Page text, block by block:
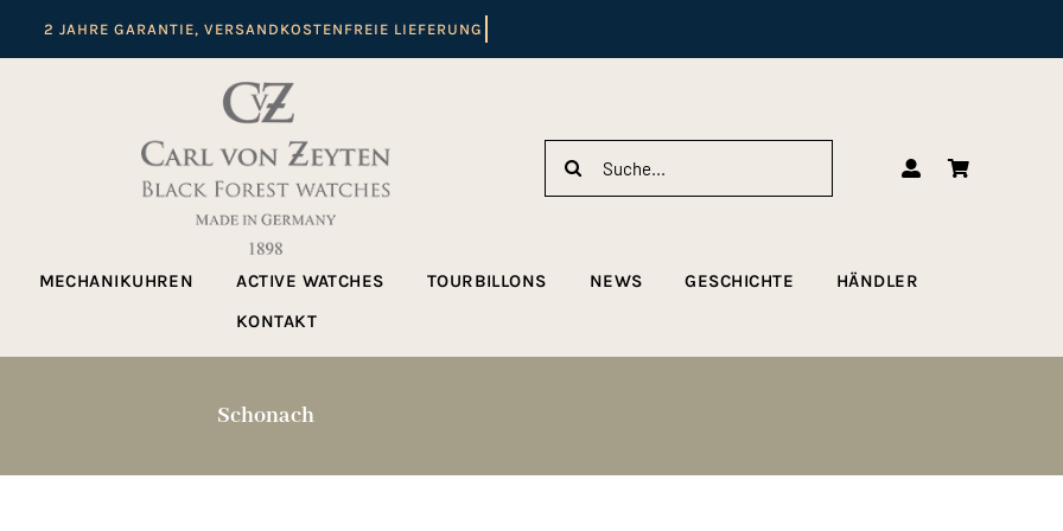
MECHANIKUHREN ACTIVE WATCHES TOURBILLONS NEWS GESCHICHTE
HÄNDLER
KONTAKT
Schonach